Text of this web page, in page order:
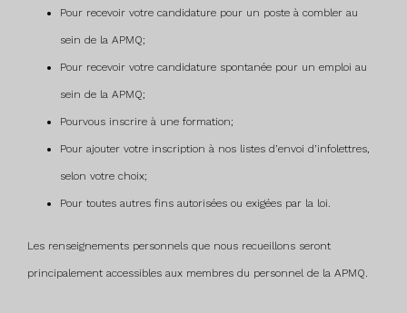
Pour recevoir votre candidature pour un poste à combler au
sein de la APMQ;
Pour recevoir votre candidature spontanée pour un emploi au
sein de la APMQ;
Pourvous inscrire à une formation;
Pour ajouter votre inscription à nos listes d’envoi d’infolettres,
selon votre choix;
Pour toutes autres fins autorisées ou exigées par la loi.
Les renseignements personnels que nous recueillons seront
principalement accessibles aux membres du personnel de la APMQ.